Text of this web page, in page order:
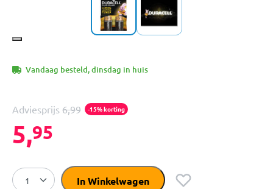
Vandaag besteld, dinsdag in huis
Adviesprijs 6,99 -15% korting
5,95
In Winkelwagen